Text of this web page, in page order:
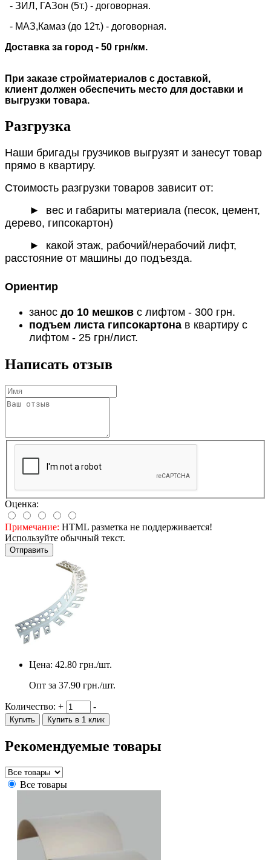
- ЗИЛ, ГАЗон (5т.) - договорная.
- МАЗ,Камаз (до 12т.) - договорная.
Доставка за город - 50 грн/км.
При заказе стройматериалов с доставкой,
клиент должен обеспечить место для доставки и
выгрузки товара.
Разгрузка
Наши бригады грузчиков выгрузят и занесут товар
прямо в квартиру.
Стоимость разгрузки товаров зависит от:
►
вес и габариты материала (песок, цемент,
дерево, гипсокартон)
► какой этаж, рабочий/нерабочий лифт,
расстояние от машины до подъезда.
Ориентир
занос до 10 мешков с лифтом - 300 грн.
подъем листа гипсокартона в квартиру с
лифтом - 25 грн/лист.
Написать отзыв
Оценка:
Примечание: HTML разметка не поддерживается!
Используйте обычный текст.
Отправить
Цена: 42.80 грн./шт.
Опт за 37.90 грн./шт.
Количество: + -
Купить Купить в 1 клик
Рекомендуемые товары
Все товары